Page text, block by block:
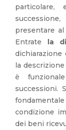
particolare,
presentare
Entrate la
dichiarazione
la
è
successioni.
condizione
dei beni